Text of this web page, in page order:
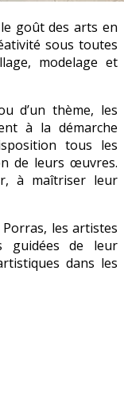
goût des arts en
sous toutes
modelage et
d’un thème, les
à la démarche
tous les
de leurs œuvres.
à maîtriser leur
les artistes
guidées de leur
dans les